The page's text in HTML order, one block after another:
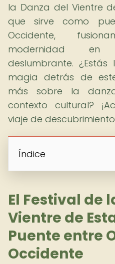
la Danza del Vientre
que sirve como
Occidente,
modernidad en
deslumbrante.
magia detrás de
más sobre la
contexto cultural?
viaje de
Índice
El Festival de
Vientre de
Puente entre
Occidente